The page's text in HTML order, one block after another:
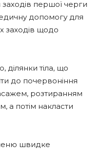
першої черги
допомогу для
заходів щодо
ділянки тіла, що
до почервоніння
розтиранням
а потім накласти
швидке